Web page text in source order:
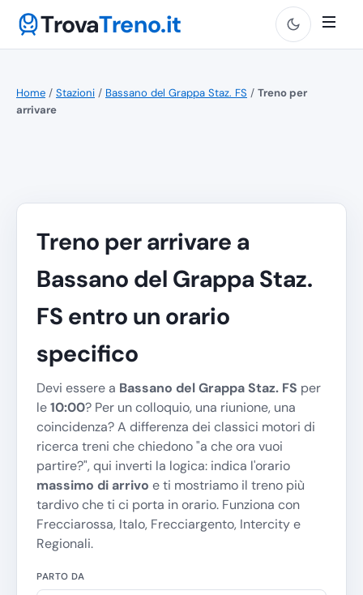
TrovaTreno.it
Home / Stazioni / Bassano del Grappa Staz. FS / Treno per
arrivare
Treno per arrivare a
Bassano del Grappa Staz.
FS entro un orario
specifico
Devi essere a Bassano del Grappa Staz. FS per
le10:00? Per un colloquio, una riunione, una
coincidenza? A differenza dei classici motori di
ricerca treni che chiedono "a che ora vuoi
partire?", qui inverti la logica: indica l'orario
massimo di arrivo e ti mostriamo il treno più
tardivo che ti ci porta in orario. Funziona con
Frecciarossa, Italo, Frecciargento, Intercity e
Regionali.
PARTO DA